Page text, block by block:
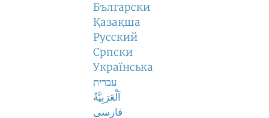
Български
Қазақша
Русский
Српски
Українська
עברית
اَلْعَرَبِيَّةُ
فارسی